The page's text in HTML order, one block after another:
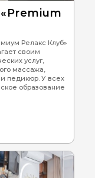
Релакс Клуб»
своим
услуг,
массажа,
педикюр. У всех
образование